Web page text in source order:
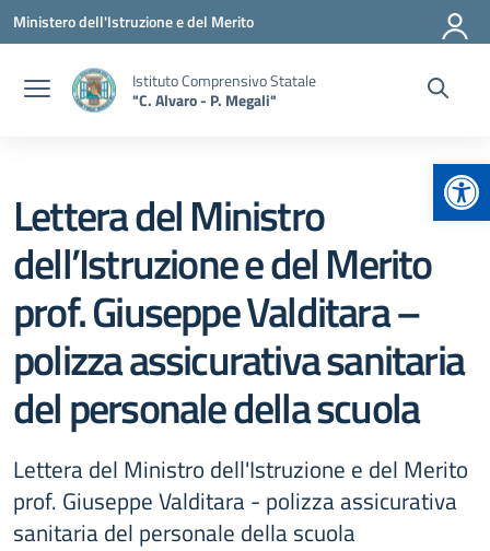
Vai ai contenuti
Vai al menu di navigazione
Vai al footer
Ministero dell'Istruzione e del Merito
Istituto Comprensivo Statale
"C. Alvaro - P. Megali"
Lettera del Ministro
dell’Istruzione e del Merito
prof. Giuseppe Valditara –
polizza assicurativa sanitaria
del personale della scuola
Lettera del Ministro dell'Istruzione e del Merito
prof. Giuseppe Valditara - polizza assicurativa
sanitaria del personale della scuola